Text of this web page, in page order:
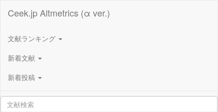
Ceek.jp Altmetrics (α ver.)
文献ランキング
新着文献
新着投稿